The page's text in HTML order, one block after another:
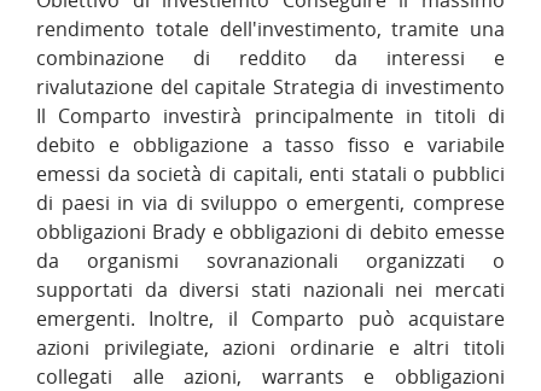
rendimento totale dell'investimento, tramite una
combinazione di reddito da interessi e
rivalutazione del capitale Strategia di investimento
Il Comparto investirà principalmente in titoli di
debito e obbligazione a tasso fisso e variabile
emessi da società di capitali, enti statali o pubblici
di paesi in via di sviluppo o emergenti, comprese
obbligazioni Brady e obbligazioni di debito emesse
da organismi sovranazionali organizzati o
supportati da diversi stati nazionali nei mercati
emergenti. Inoltre, il Comparto può acquistare
azioni privilegiate, azioni ordinarie e altri titoli
collegati alle azioni, warrants e obbligazioni